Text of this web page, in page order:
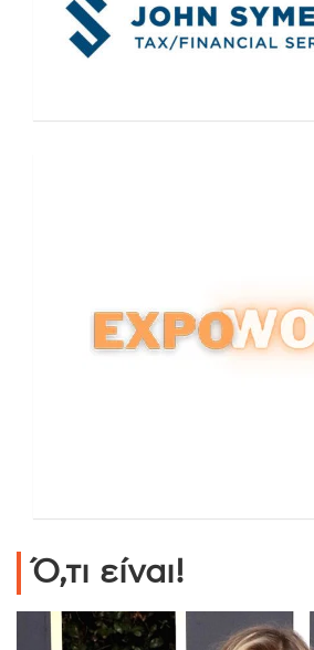
Ό,τι είναι!